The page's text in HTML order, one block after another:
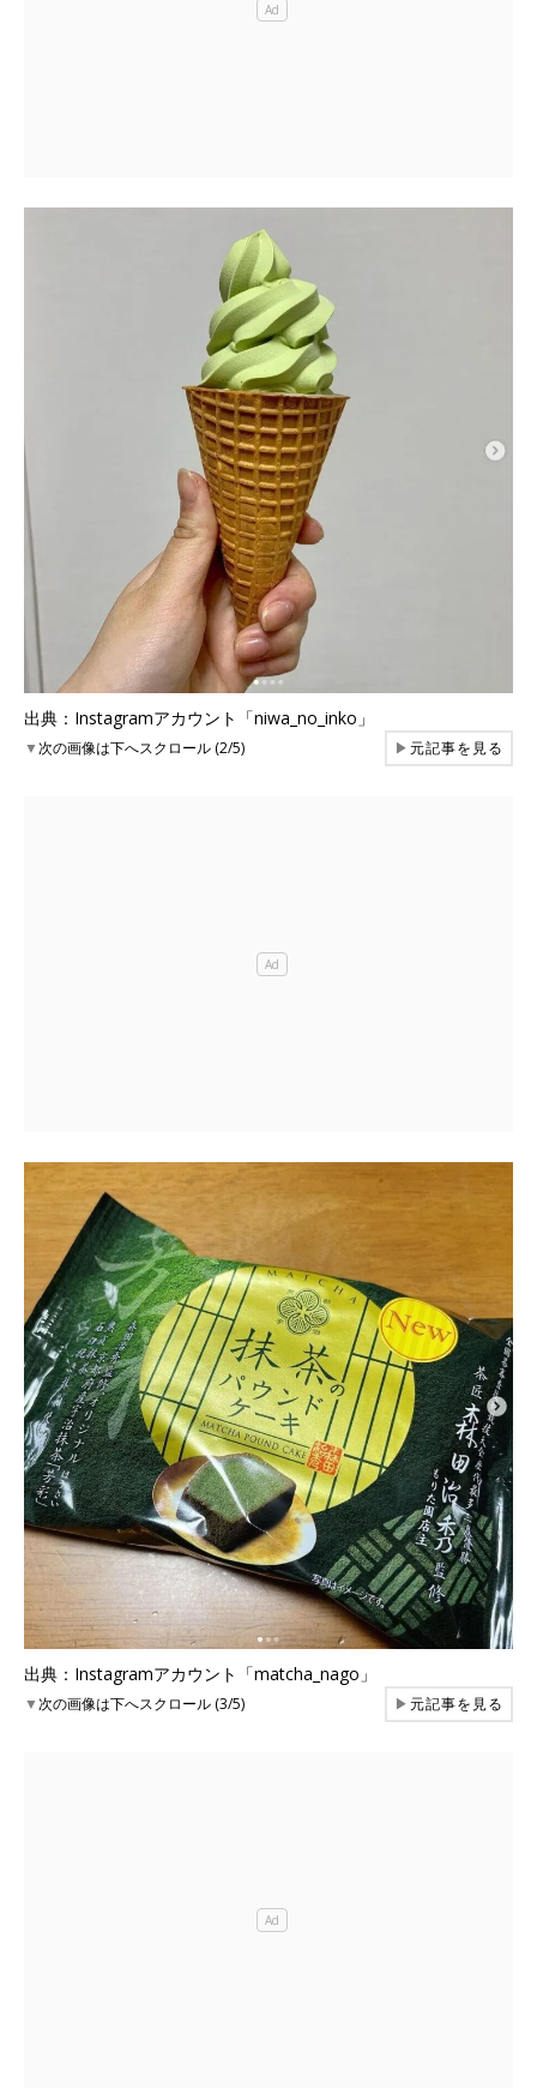
出典：Instagramアカウント「niwa_no_inko」
▼次の画像は下へスクロール (2/5) ▶元記事を見る
出典：Instagramアカウント「matcha_nago」
▼次の画像は下へスクロール (3/5) ▶元記事を見る